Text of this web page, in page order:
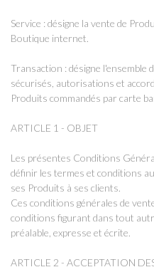
Service : désigne la vente de
Boutique internet.
Transaction : désigne
sécurisés, autorisations et
Produits commandés par carte
ARTICLE 1 - OBJET
Les présentes Conditions
définir les termes et conditions
ses Produits à ses clients.
Ces conditions générales de
conditions figurant dans tout
préalable, expresse et écrite.
ARTICLE 2 - ACCEPTATION